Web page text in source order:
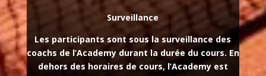
Surveillance
Les participants sont sous la surveillance des
coachs de l’Academy durant la durée du cours. En
dehors des horaires de cours, l’Academy est